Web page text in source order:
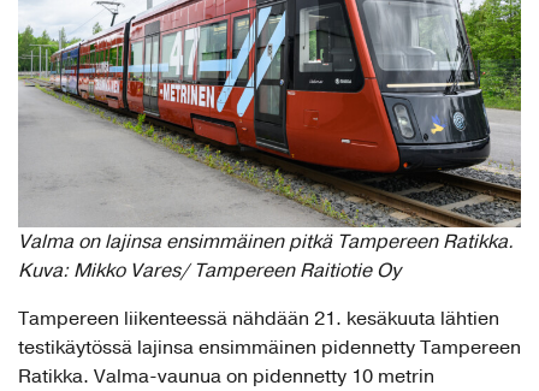
Valma on lajinsa ensimmäinen pitkä Tampereen Ratikka.
Kuva: Mikko Vares/ Tampereen Raitiotie Oy
Tampereen liikenteessä nähdään 21. kesäkuuta lähtien
testikäytössä lajinsa ensimmäinen pidennetty Tampereen
Ratikka. Valma-vaunua on pidennetty 10 metrin